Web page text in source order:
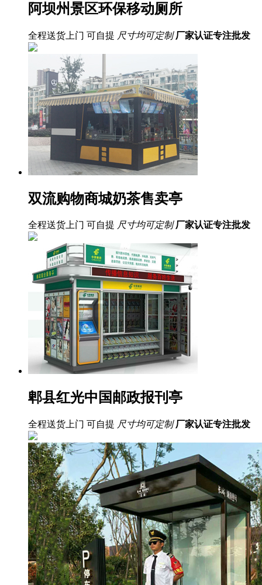
阿坝州景区环保移动厕所
全程送货上门 可自提 尺寸均可定制 厂家认证专注批发
双流购物商城奶茶售卖亭
全程送货上门 可自提 尺寸均可定制 厂家认证专注批发
郫县红光中国邮政报刊亭
全程送货上门 可自提 尺寸均可定制 厂家认证专注批发